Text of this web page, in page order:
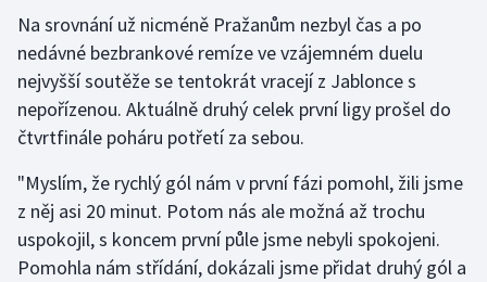
Na srovnání už nicméně Pražanům nezbyl čas a po
nedávné bezbrankové remíze ve vzájemném duelu
nejvyšší soutěže se tentokrát vracejí z Jablonce s
nepořízenou. Aktuálně druhý celek první ligy prošel do
čtvrtfinále poháru potřetí za sebou.
"Myslím, že rychlý gól nám v první fázi pomohl, žili jsme
z něj asi 20 minut. Potom nás ale možná až trochu
uspokojil, s koncem první půle jsme nebyli spokojeni.
Pomohla nám střídání, dokázali jsme přidat druhý gól a